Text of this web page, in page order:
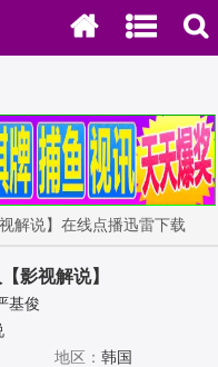
解说】在线点播迅雷下载
影视解说】
基俊
地区： 韩国